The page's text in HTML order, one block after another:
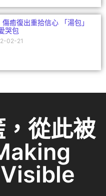
傷癒復出重拾信心 「湯包」
哭包
02-21
從此被